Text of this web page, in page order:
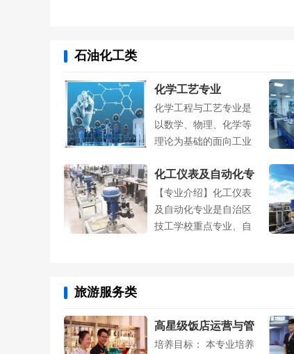
石油化工类
化学工艺专业
化学工程与工艺专业是
以数学、物理、化学等
理论为基础的面向工业
化工仪表及自动化专
业
【专业介绍】化工仪表
及自动化专业是自治区
技工学校重点专业、自
旅游服务类
高星级饭店运营与管
理专业
培养目标： 本专业培养